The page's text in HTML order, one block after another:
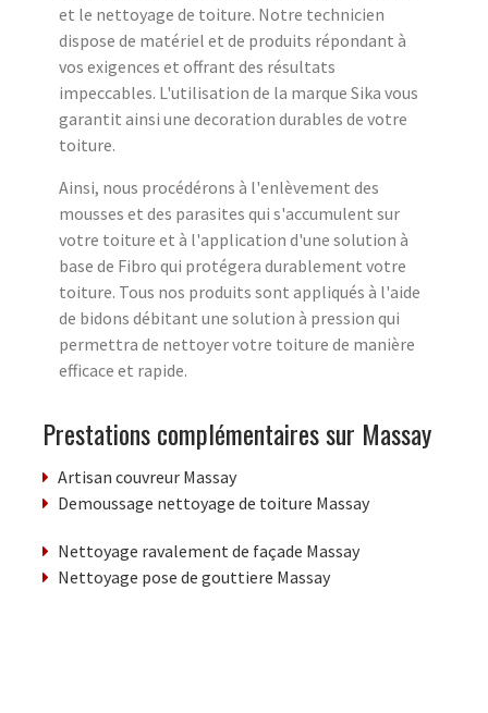
et le nettoyage de toiture. Notre technicien
dispose de matériel et de produits répondant à
vos exigences et offrant des résultats
impeccables. L'utilisation de la marque Sika vous
garantit ainsi une decoration durables de votre
toiture.
Ainsi, nous procédérons à l'enlèvement des
mousses et des parasites qui s'accumulent sur
votre toiture et à l'application d'une solution à
base de Fibro qui protégera durablement votre
toiture. Tous nos produits sont appliqués à l'aide
de bidons débitant une solution à pression qui
permettra de nettoyer votre toiture de manière
efficace et rapide.
Prestations complémentaires sur Massay
Artisan couvreur Massay
Demoussage nettoyage de toiture Massay
Nettoyage ravalement de façade Massay
Nettoyage pose de gouttiere Massay